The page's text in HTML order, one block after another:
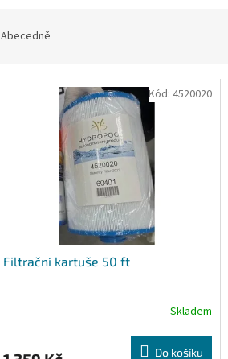
Abecedně
Filtrační kartuše 50 ft
Skladem
Do košíku
Kód: 4520020